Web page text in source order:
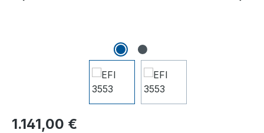
Regulärer Preis:
1.141,00 €